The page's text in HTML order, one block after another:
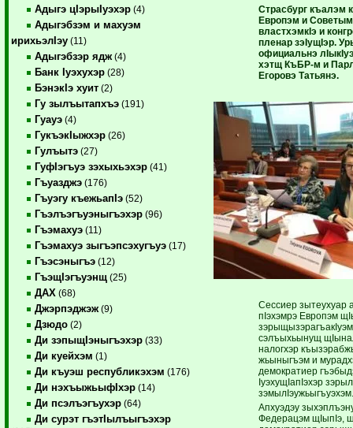
Адыгэ цIэрыIуэхэр (4)
Адыгэбзэм и махуэм
ирихьэлIэу (11)
Адыгэбзэр ядж (4)
Банк Iуэхухэр (28)
БэнэкIэ хуит (2)
Гу зылъытапхъэ (191)
Гуауэ (4)
ГукъэкIыжхэр (26)
Гулъытэ (27)
ГуфIэгъуэ зэхыхьэхэр (41)
Гъуазджэ (176)
Гъуэгу къежьапIэ (52)
Гъэлъэгъуэныгъэхэр (96)
Гъэмахуэ (11)
Гъэмахуэ зыгъэпсэхугъуэ (17)
Гъэсэныгъэ (12)
ГъэщIэгъуэнщ (25)
ДАХ (68)
Джэрпэджэж (9)
Дзюдо (2)
Ди зэпыщIэныгъэхэр (33)
Ди куейхэм (1)
Ди къуэш республикэхэм (176)
Ди нэхъыжьыфIхэр (14)
Ди псэлъэгъухэр (64)
Ди сурэт гъэтIылъыгъэхэр
Страсбург
Европэм и
властхэмкIэ и
пленар зэIущIэр.
официальнэ
хэтщ КъБР-м и
­Егоровэ Татьянэ.
Сессиер
пIэхэмрэ Европэм
сэ­лъыхьынущ
налогхэр
жьы­­ныгъэм и
демократиер
IуэхущIапIэхэр
Апхуэдэу
Федерацэм щIыпIэ,